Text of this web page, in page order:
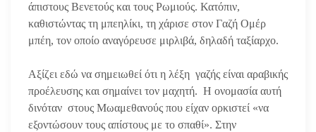
άπιστους Βενετούς και τους Ρωμιούς. Κατόπιν,
καθιστώντας τη μπεηλίκι, τη χάρισε στον Γαζή Ομέρ
μπέη, τον οποίο αναγόρευσε μιρλιβά, δηλαδή ταξίαρχο.
Αξίζει εδώ να σημειωθεί ότι η λέξη γαζής είναι αραβικής
προέλευσης και σημαίνει τον μαχητή. Η ονομασία αυτή
δινόταν στους Μωαμεθανούς που είχαν ορκιστεί «να
εξοντώσουν τους απίστους με το σπαθί». Στην